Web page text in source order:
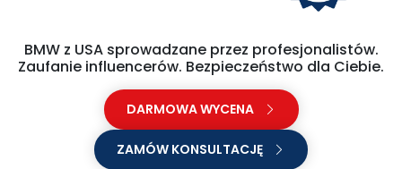
BMW z USA sprowadzane przez profesjonalistów.
Zaufanie influencerów. Bezpieczeństwo dla Ciebie.
DARMOWA WYCENA
ZAMÓW KONSULTACJĘ